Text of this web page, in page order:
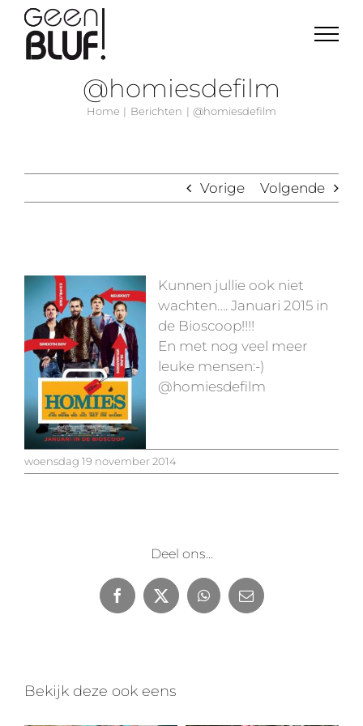
naar
inhoud
@homiesdefilm
Home Berichten @homiesdefilm
Vorige Volgende
grotere
afbeelding
Kunnen jullie ook niet
wachten…. Januari 2015 in
de Bioscoop!!!!
En met nog veel meer
leuke mensen:-)
@homiesdefilm
woensdag 19 november 2014
Deel ons...
Facebook
X WhatsApp
E-
mail
Bekijk deze ook eens